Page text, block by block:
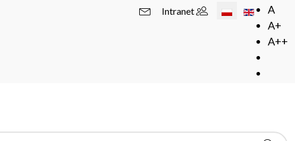
A
A+
A++
Wybierz swój język
Intranet